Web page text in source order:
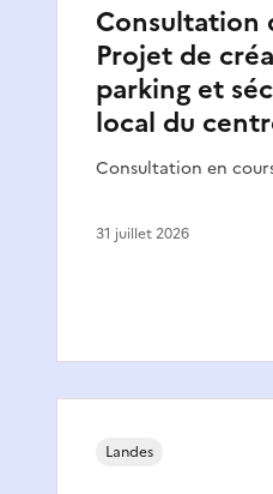
Consultation
Projet de
parking et
local du
Consultation en
31 juillet 2026
Landes